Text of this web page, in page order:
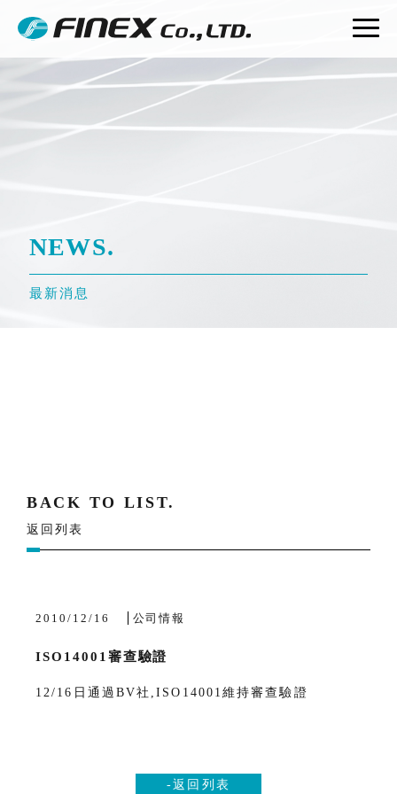
NEWS.
最新消息
BACK TO LIST.
返回列表
2010/12/16 公司情報
ISO14001審查驗證
12/16日通過BV社,ISO14001維持審查驗證
-返回列表